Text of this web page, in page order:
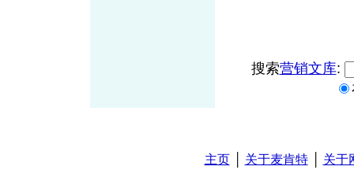
搜索营销文库:
主页│ 关于麦肯特│ 关于